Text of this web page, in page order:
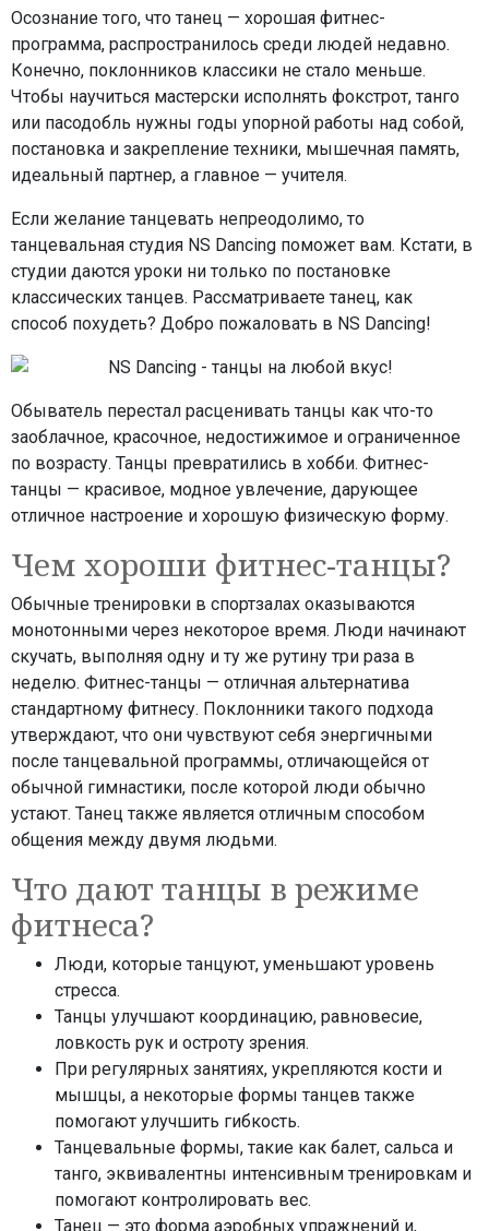
Осознание того, что танец — хорошая фитнес-
программа, распространилось среди людей недавно.
Конечно, поклонников классики не стало меньше.
Чтобы научиться мастерски исполнять фокстрот, танго
или пасодобль нужны годы упорной работы над собой,
постановка и закрепление техники, мышечная память,
идеальный партнер, а главное — учителя.
Если желание танцевать непреодолимо, то
танцевальная студия NS Dancing поможет вам. Кстати, в
студии даются уроки ни только по постановке
классических танцев. Рассматриваете танец, как
способ похудеть? Добро пожаловать в NS Dancing!
Обыватель перестал расценивать танцы как что-то
заоблачное, красочное, недостижимое и ограниченное
по возрасту. Танцы превратились в хобби. Фитнес-
танцы — красивое, модное увлечение, дарующее
отличное настроение и хорошую физическую форму.
Чем хороши фитнес-танцы?
Обычные тренировки в спортзалах оказываются
монотонными через некоторое время. Люди начинают
скучать, выполняя одну и ту же рутину три раза в
неделю. Фитнес-танцы — отличная альтернатива
стандартному фитнесу. Поклонники такого подхода
утверждают, что они чувствуют себя энергичными
после танцевальной программы, отличающейся от
обычной гимнастики, после которой люди обычно
устают. Танец также является отличным способом
общения между двумя людьми.
Что дают танцы в режиме
фитнеса?
Люди, которые танцуют, уменьшают уровень
стресса.
Танцы улучшают координацию, равновесие,
ловкость рук и остроту зрения.
При регулярных занятиях, укрепляются кости и
мышцы, а некоторые формы танцев также
помогают улучшить гибкость.
Танцевальные формы, такие как балет, сальса и
танго, эквивалентны интенсивным тренировкам и
помогают контролировать вес.
Танец — это форма аэробных упражнений и,